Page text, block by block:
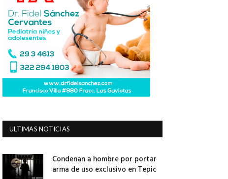
ULTIMAS NOTICIAS
Condenan a hombre por portar
arma de uso exclusivo en Tepic